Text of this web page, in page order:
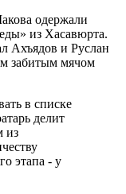
одержали
из Хасавюрта.
Ахъядов и Руслан
забитым мячом
в списке
делит
из
этапа - у